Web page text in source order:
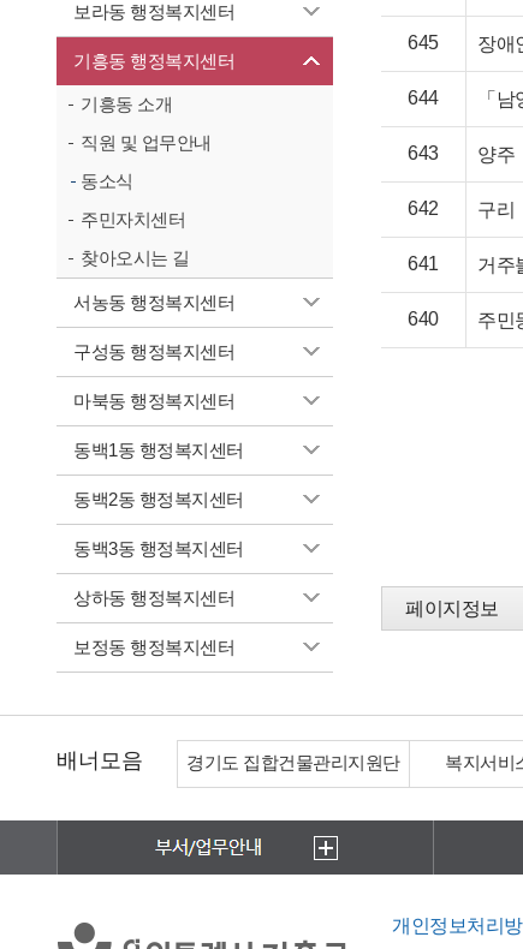
보라동 행정복지센터
기흥동 행정복지센터
기흥동 소개
직원 및 업무안내
동소식
주민자치센터
찾아오시는 길
서농동 행정복지센터
구성동 행정복지센터
마북동 행정복지센터
동백1동 행정복지센터
동백2동 행정복지센터
동백3동 행정복지센터
상하동 행정복지센터
보정동 행정복지센터
645 장애
644 「
643 양주
642 구리
641 거주
640 주민
페이지정보
배너모음 경기도 집합건물관리지원단 복지서비
개인정보처리